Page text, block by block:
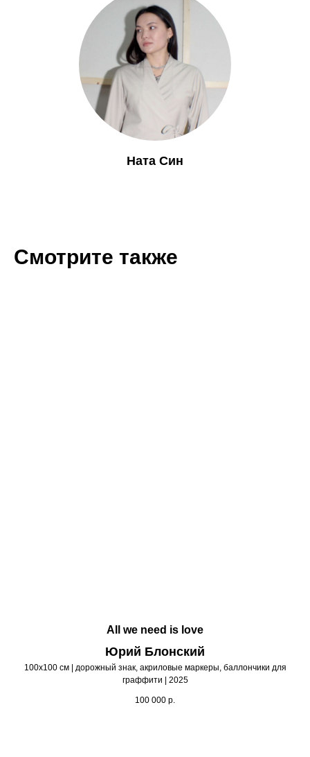
Ната Син
Смотрите также
All we need is love
Юрий Блонский
100х100 см | дорожный знак, акриловые маркеры, баллончики для
граффити | 2025
100 000 р.